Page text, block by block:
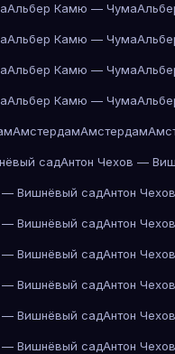
Альбер Камю — Чума
Альбер Камю — Чума
Альбер Камю — Чума
Альбер Камю — Чума
АмстердамАмстердам
садАнтон Чехов —
— Вишнёвый садАнтон
— Вишнёвый садАнтон
— Вишнёвый садАнтон
— Вишнёвый садАнтон
— Вишнёвый садАнтон
— Вишнёвый садАнтон